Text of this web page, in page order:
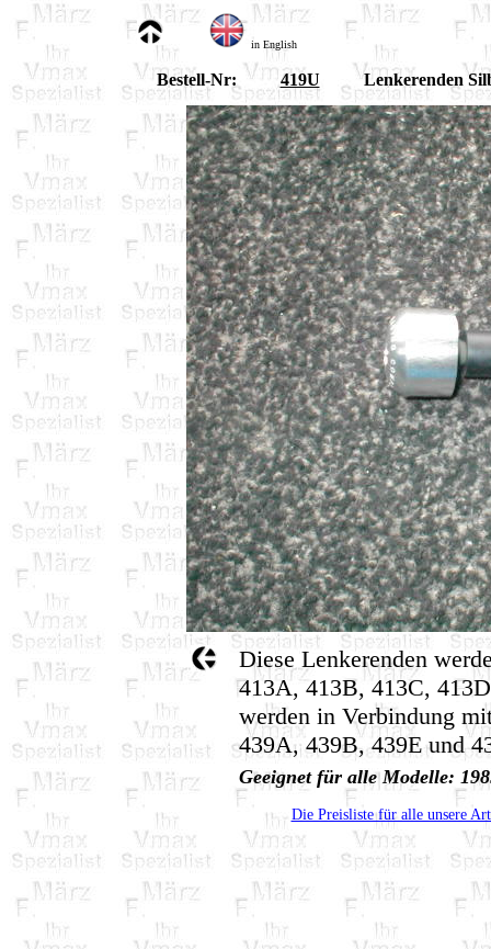
in English
Bestell-Nr: 419U Lenkerenden
Diese Lenkerenden
413A, 413B, 413C,
werden in Verbindung
439A, 439B, 439E und
Geeignet für alle Modelle:
Die Preisliste für alle unsere